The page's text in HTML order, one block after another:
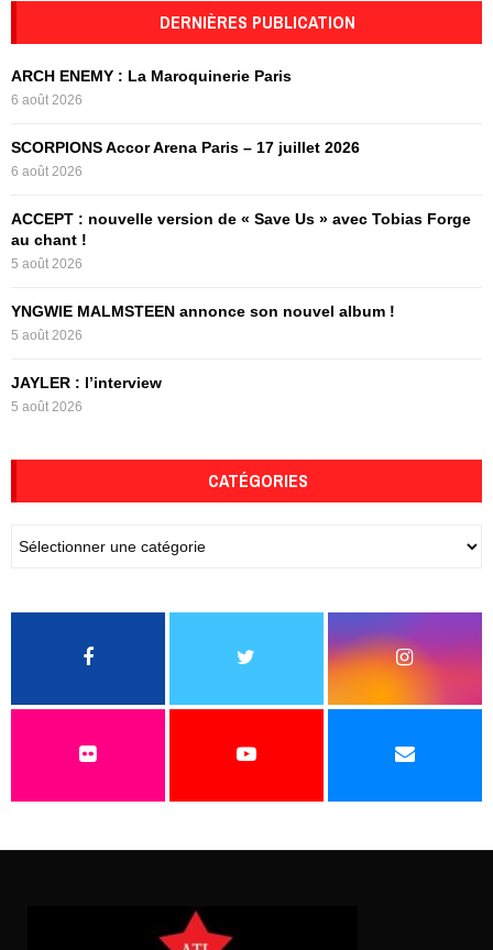
h
o
r
DERNIÈRES PUBLICATION
ARCH ENEMY : La Maroquinerie Paris
6 août 2026
SCORPIONS Accor Arena Paris – 17 juillet 2026
6 août 2026
ACCEPT : nouvelle version de « Save Us » avec Tobias Forge
au chant !
5 août 2026
YNGWIE MALMSTEEN annonce son nouvel album !
5 août 2026
JAYLER : l’interview
5 août 2026
CATÉGORIES